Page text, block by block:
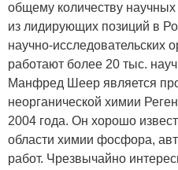
общему количеству
из лидирующих позиций в
научно-исследовательских
работают более 20 тыс.
Манфред Шеер является
неорганической химии
2004 года. Он хорошо
области химии фосфора,
работ. Чрезвычайно